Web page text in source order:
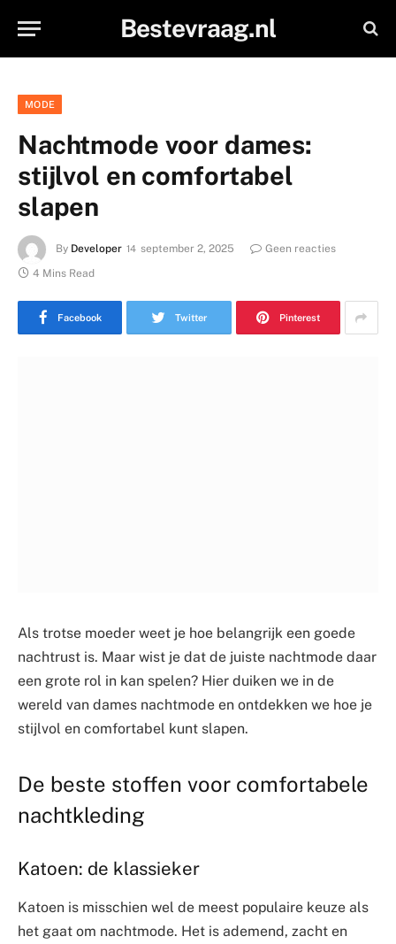
Bestevraag.nl
MODE
Nachtmode voor dames:
stijlvol en comfortabel
slapen
By Developer september 2, 2025
Geen reacties
4 Mins Read
Facebook Twitter Pinterest
Als trotse moeder weet je hoe belangrijk een goede
nachtrust is. Maar wist je dat de juiste nachtmode daar
een grote rol in kan spelen? Hier duiken we in de
wereld van dames nachtmode en ontdekken we hoe je
stijlvol en comfortabel kunt slapen.
De beste stoffen voor comfortabele
nachtkleding
Katoen: de klassieker
Katoen is misschien wel de meest populaire keuze als
het gaat om nachtmode. Het is ademend, zacht en